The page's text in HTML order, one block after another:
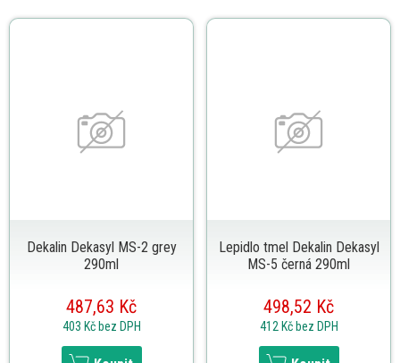
Dekalin Dekasyl MS-2 grey
290ml
487,63 Kč
403 Kč bez DPH
Lepidlo tmel Dekalin Dekasyl
MS-5 černá 290ml
498,52 Kč
412 Kč bez DPH